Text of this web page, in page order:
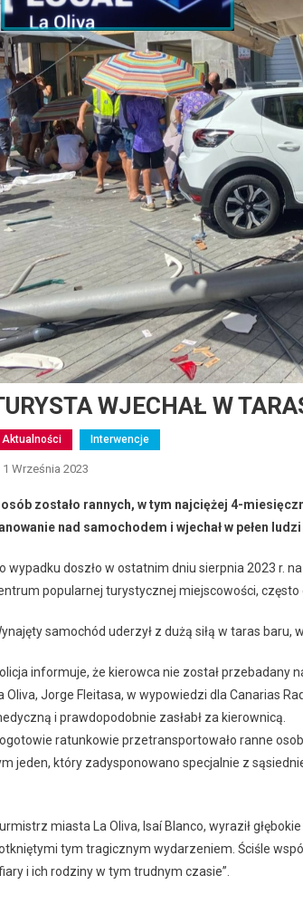
WJECHAŁ W
Aktualności Interwencje
1 Września 2023
osób zostało rannych, w tym najciężej 4-
nad samochodem i wjechał w pełen
wypadku doszło w ostatnim dniu sierpnia 2023 r.
popularnej turystycznej miejscowości,
samochód uderzył z dużą siłą w taras
informuje, że kierowca nie został przebadany
Oliva, Jorge Fleitasa, w wypowiedzi dla Canarias
i prawdopodobnie zasłabł za kierownicą.
ratunkowie przetransportowało ranne
jeden, który zadysponowano specjalnie z
miasta La Oliva, Isaí Blanco, wyraził
tym tragicznym wydarzeniem. Ściśle
i ich rodziny w tym trudnym czasie”.